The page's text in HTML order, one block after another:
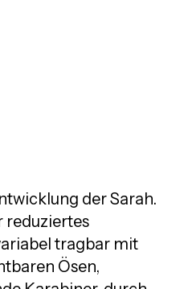
der Sarah.
reduziertes
tragbar mit
Ösen,